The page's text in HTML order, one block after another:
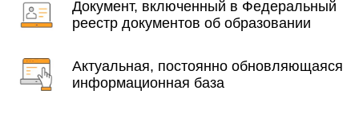
Документ, включенный в Федеральный
реестр документов об образовании
Актуальная, постоянно обновляющаяся
информационная база